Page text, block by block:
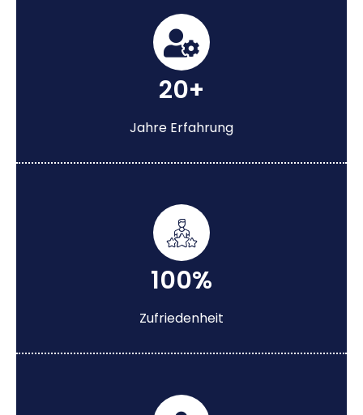
20+
Jahre Erfahrung
100%
Zufriedenheit